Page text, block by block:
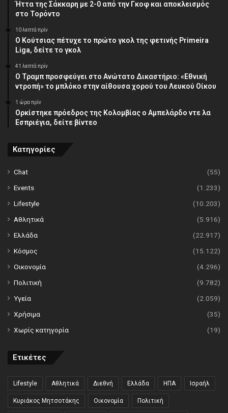
Ήττα της Σάκκαρη με 2-0 από την Γκοφ και αποκλεισμός
στο Τορόντο
10 λεπτά πρίν
Ο Κούτσιας πέτυχε το πρώτο γκολ της φετινής Primeira
Liga, δείτε το γκολ
41 λεπτά πρίν
Ο Τραμπ προσφεύγει στο Ανώτατο Δικαστήριο: «Εθνική
ντροπή» το μπλόκο στην αίθουσα χορού του Λευκού Οίκου
1 ώρα πρίν
Ορκίστηκε πρόεδρος της Κολομβίας ο Αμπελάρδο ντε λα
Εσπριέγια, δείτε βίντεο
Κατηγορίες
Chat
(55)
Events
(1.233)
Lifestyle
(10.203)
Αθλητικά
(5.916)
Ελλάδα
(22.917)
Κόσμος
(15.122)
Οικονομία
(4.296)
Πολιτική
(9.782)
Υγεία
(2.059)
Χρήσιμα
(35)
Χωρίς κατηγορία
(19)
Ετικέτες
Lifestyle Αθλητικά Διεθνή Ελλάδα ΗΠΑ Ισραήλ
Κυριάκος Μητσοτάκης Οικονομία Πολιτική